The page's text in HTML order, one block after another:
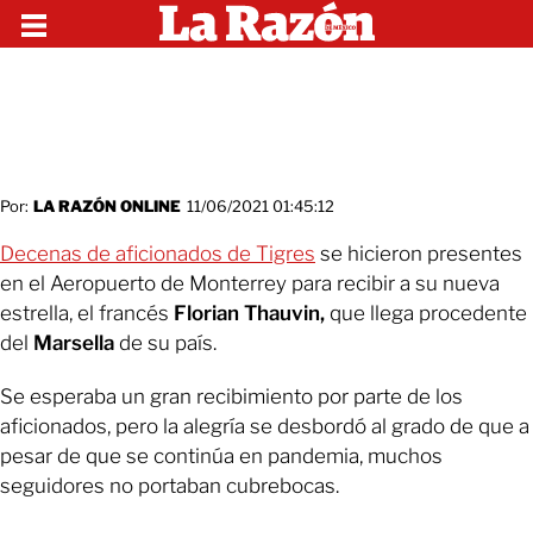
Por: LA RAZÓN ONLINE 11/06/2021 01:45:12
Decenas de aficionados de Tigres se hicieron presentes
en el Aeropuerto de Monterrey para recibir a su nueva
estrella, el francés Florian Thauvin, que llega procedente
del Marsella de su país.
Se esperaba un gran recibimiento por parte de los
aficionados, pero la alegría se desbordó al grado de que a
pesar de que se continúa en pandemia, muchos
seguidores no portaban cubrebocas.